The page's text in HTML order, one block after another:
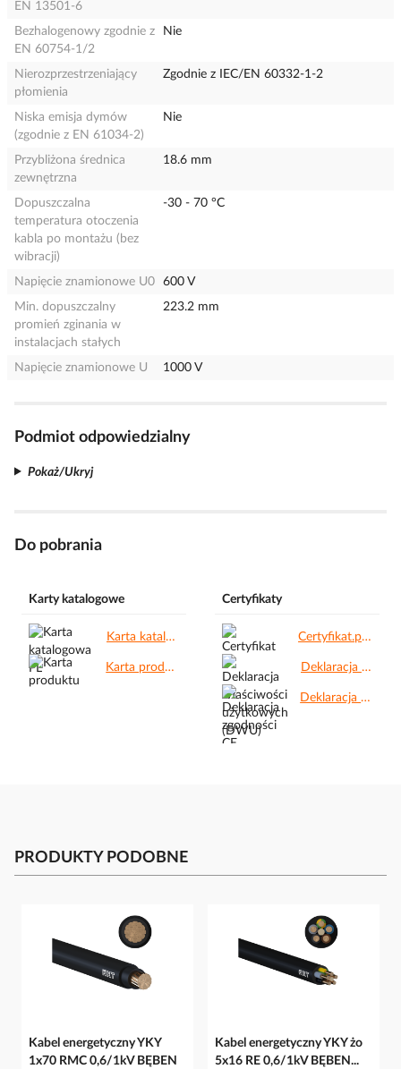
EN 13501-6
Bezhalogenowy zgodnie z
EN 60754-1/2
Nie
Nierozprzestrzeniający
płomienia
Zgodnie z IEC/EN 60332-1-2
Niska emisja dymów
(zgodnie z EN 61034-2)
Nie
Przybliżona średnica
zewnętrzna
18.6 mm
Dopuszczalna
temperatura otoczenia
kabla po montażu (bez
wibracji)
-30 - 70 °C
Napięcie znamionowe U0
600 V
Min. dopuszczalny
promień zginania w
instalacjach stałych
223.2 mm
Napięcie znamionowe U 1000 V
Podmiot odpowiedzialny
Pokaż/Ukryj
Do pobrania
Karty katalogowe
Karta katalogowa PL.pdf
Karta produktu.pdf
Certyfikaty
Certyfikat.pdf
Deklaracja właściwości użytkowych (DWU).pdf
Deklaracja zgodności CE.pdf
PRODUKTY PODOBNE
Kabel energetyczny YKY
1x70 RMC 0,6/1kV BĘBEN
Kabel energetyczny YKY żo
5x16 RE 0,6/1kV BĘBEN...